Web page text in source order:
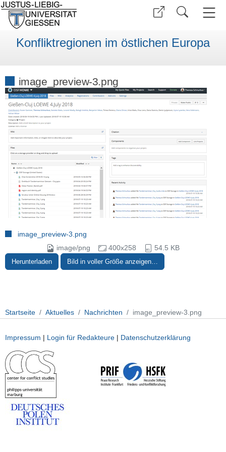
Konfliktregionen im östlichen Europa
image_preview-3.png
image_preview-3.png
image/png
400x258 54.5 KB
Herunterladen Bild in voller Größe anzeigen…
Startseite Aktuelles Nachrichten image_preview-3.png
Impressum | Login für Redakteure | Datenschutzerklärung